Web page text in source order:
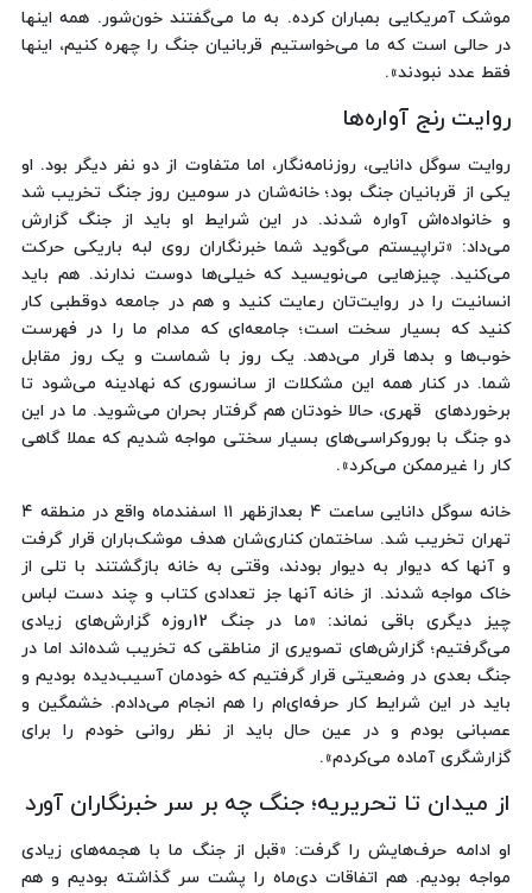
موشک آمریکایی بمباران کرده. به ما می‌گفتند خون‌شور. همه اینها
در حالی است که ما می‌خواستیم قربانیان جنگ را چهره کنیم، اینها
فقط عدد نبودند».
روایت رنج آواره‌ها
روایت سوگل دانایی، روزنامه‌نگار، اما متفاوت از دو نفر دیگر بود. او
یکی از قربانیان جنگ بود؛ خانه‌شان در سومین روز جنگ‌ تخریب شد
و خانواده‌اش آواره شدند. در این شرایط او باید از جنگ گزارش
می‌داد: «تراپیستم می‌گوید شما خبرنگاران روی لبه باریکی حرکت
می‌کنید. چیزهایی می‌نویسید که خیلی‌ها دوست ندارند. هم باید
انسانیت را در روایت‌تان رعایت کنید و هم در جامعه دوقطبی کار
کنید که بسیار سخت است؛ جامعه‌ای که مدام ما را در فهرست
خوب‌ها و بدها قرار می‌دهد. یک روز با شماست و یک روز مقابل
شما. در کنار همه این مشکلات از سانسوری که نهادینه می‌شود تا
برخوردهای ‌ قهری، حالا خودتان هم گرفتار بحران می‌شوید. ما در این
دو جنگ با بوروکراسی‌های بسیار سختی مواجه شدیم که عملا گاهی
کار را غیرممکن می‌کرد».
خانه سوگل دانایی ساعت ۴ بعدازظهر ۱۱ اسفندماه واقع در منطقه ۴
تهران تخریب شد. ساختمان کناری‌شان هدف موشک‌باران قرار گرفت
و آنها که دیوار به دیوار بودند، وقتی به خانه بازگشتند با تلی از
خاک مواجه شدند. از خانه آنها جز تعدادی کتاب و چند دست لباس
چیز دیگری باقی نماند: «ما در جنگ 12روزه گزارش‌های زیادی
می‌گرفتیم؛ گزارش‌های تصویری از مناطقی که تخریب شده‌اند اما در
جنگ بعدی در وضعیتی قرار گرفتیم که خودمان آسیب‌دیده بودیم و
باید در این شرایط کار حرفه‌ای‌ام را هم انجام می‌دادم. خشمگین و
عصبانی بودم و در عین حال باید از نظر روانی خودم را برای
گزارشگری آماده می‌کردم».
از میدان تا تحریریه؛ جنگ چه بر سر خبرنگاران آورد
او ادامه حرف‌هایش را گرفت: «قبل از جنگ ما با هجمه‌های زیادی
مواجه بودیم. هم اتفاقات دی‌ماه را پشت سر گذاشته بودیم و هم